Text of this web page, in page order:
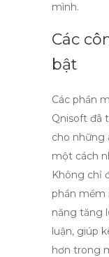
mình.
Các
bật
Các phần
Qnisoft đã
cho những
một cách
Không chỉ
phần mềm
năng tăng
luận, giúp
hơn trong